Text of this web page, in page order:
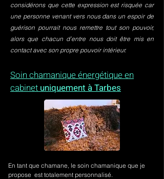
considérons que cette expression est risquée car
une personne venant vers nous dans un espoir de
guérison pourrait nous remettre tout son pouvoir,
alors que chacun d’entre nous doit être mis en
contact avec son propre pouvoir intérieur.
Soin chamanique énergétique en
cabinet uniquement à Tarbes
En tant que chamane, le soin chamanique que je
propose est totalement personnalisé.